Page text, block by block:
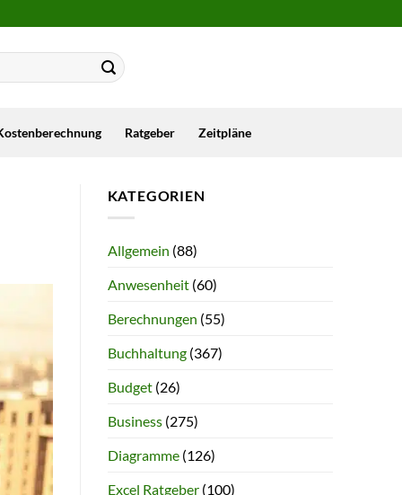
Ratgeber Zeitpläne
KATEGORIEN
Allgemein (88)
Anwesenheit(60)
Berechnungen (55)
Buchhaltung(367)
Budget(26)
Business(275)
Diagramme(126)
Excel Ratgeber(100)